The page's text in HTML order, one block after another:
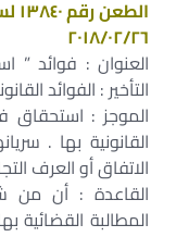
٢٠١٨/٠٢/٢٦
العنوان : فوائد ”
التأخير : الفوائد
الموجز : استحقاق
القانونية بها .
الاتفاق أو العرف التجارى
القاعدة : أن من
المطالبة القضائية